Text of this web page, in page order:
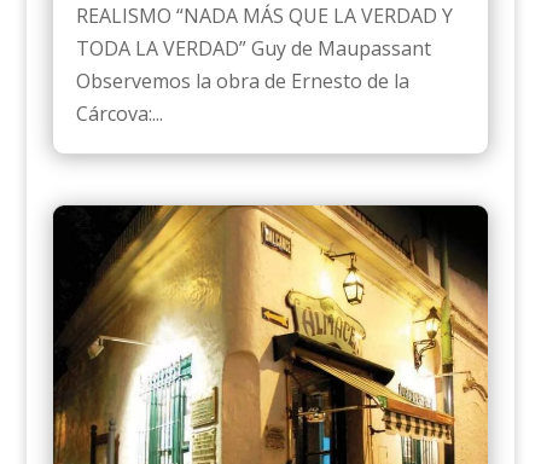
REALISMO “NADA MÁS QUE LA VERDAD Y
TODA LA VERDAD” Guy de Maupassant
Observemos la obra de Ernesto de la
Cárcova:...